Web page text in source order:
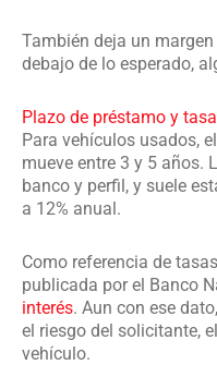
También deja un
debajo de lo esperado,
Plazo de préstamo y
Para vehículos usados,
mueve entre 3 y 5 años.
banco y perfil, y suele
a 12% anual.
Como referencia de
publicada por el Banco
interés. Aun con ese
el riesgo del solicitante,
vehículo.